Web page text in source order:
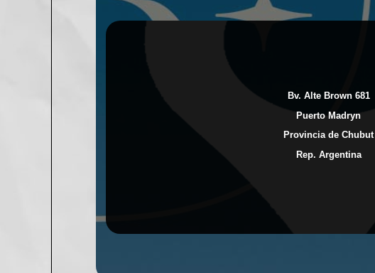
Bv. Alte Brown 681
Puerto Madryn
Provincia de Chubut
Rep. Argentina